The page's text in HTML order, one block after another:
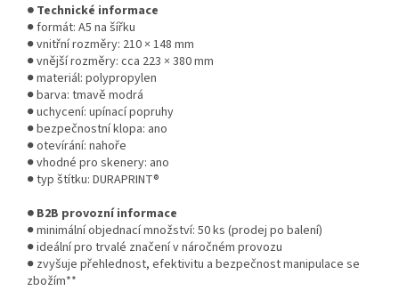
● Technické informace
● formát: A5 na šířku
● vnitřní rozměry: 210 × 148 mm
● vnější rozměry: cca 223 × 380 mm
● materiál: polypropylen
● barva: tmavě modrá
● uchycení: upínací popruhy
● bezpečnostní klopa: ano
● otevírání: nahoře
● vhodné pro skenery: ano
● typ štítku: DURAPRINT®
● B2B provozní informace
● minimální objednací množství: 50 ks (prodej po balení)
● ideální pro trvalé značení v náročném provozu
● zvyšuje přehlednost, efektivitu a bezpečnost manipulace se
zbožím**